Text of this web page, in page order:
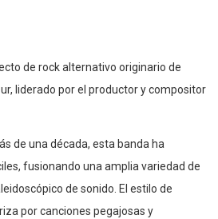
de rock alternativo originario de
liderado por el productor y compositor
de una década, esta banda ha
fusionando una amplia variedad de
de sonido. El estilo de
por canciones pegajosas y